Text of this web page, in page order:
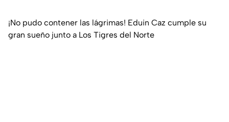
¡No pudo contener las lágrimas! Eduin Caz cumple su
gran sueño junto a Los Tigres del Norte